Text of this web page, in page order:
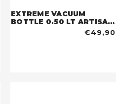
EXTREME VACUUM
BOTTLE 0.50 LT ARTISAN
€49,90